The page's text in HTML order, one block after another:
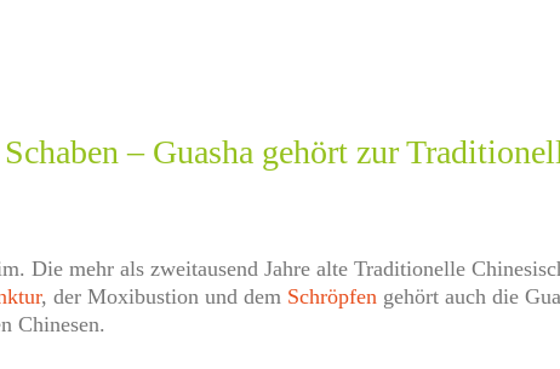
– Guasha gehört zur
Die mehr als zweitausend Jahre alte Traditionelle
, der Moxibustion und dem Schröpfen gehört auch die
Chinesen.